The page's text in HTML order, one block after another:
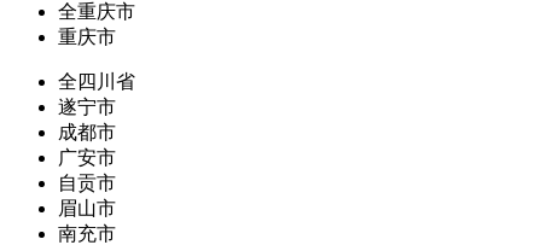
全重庆市
重庆市
全四川省
遂宁市
成都市
广安市
自贡市
眉山市
南充市